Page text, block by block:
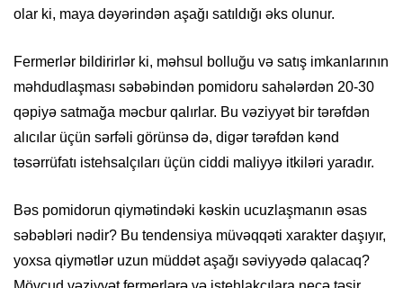
olar ki, maya dəyərindən aşağı satıldığı əks olunur.
Fermerlər bildirirlər ki, məhsul bolluğu və satış imkanlarının
məhdudlaşması səbəbindən pomidoru sahələrdən 20-30
qəpiyə satmağa məcbur qalırlar. Bu vəziyyət bir tərəfdən
alıcılar üçün sərfəli görünsə də, digər tərəfdən kənd
təsərrüfatı istehsalçıları üçün ciddi maliyyə itkiləri yaradır.
Bəs pomidorun qiymətindəki kəskin ucuzlaşmanın əsas
səbəbləri nədir? Bu tendensiya müvəqqəti xarakter daşıyır,
yoxsa qiymətlər uzun müddət aşağı səviyyədə qalacaq?